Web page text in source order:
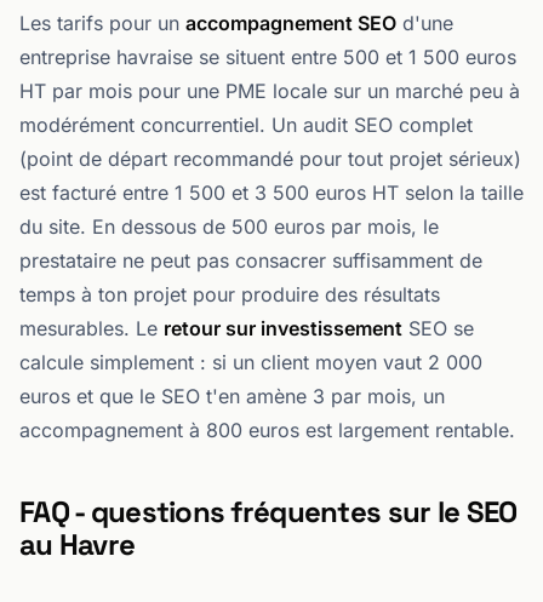
Les tarifs pour un accompagnement SEO d'une
entreprise havraise se situent entre 500 et 1 500 euros
HT par mois pour une PME locale sur un marché peu à
modérément concurrentiel. Un audit SEO complet
(point de départ recommandé pour tout projet sérieux)
est facturé entre 1 500 et 3 500 euros HT selon la taille
du site. En dessous de 500 euros par mois, le
prestataire ne peut pas consacrer suffisamment de
temps à ton projet pour produire des résultats
mesurables. Le retour sur investissement SEO se
calcule simplement : si un client moyen vaut 2 000
euros et que le SEO t'en amène 3 par mois, un
accompagnement à 800 euros est largement rentable.
FAQ - questions fréquentes sur le SEO
au Havre